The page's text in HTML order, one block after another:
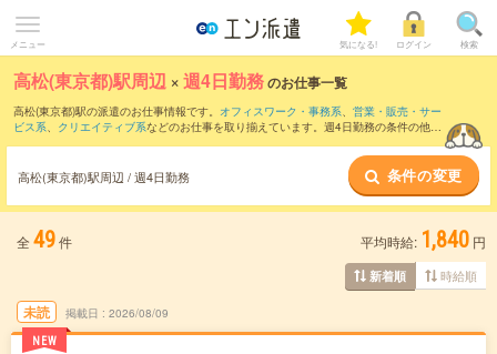
メニュー 気になる! ログイン 検索
高松(東京都)駅周辺 ×週4日勤務のお仕事一覧
高松(東京都)駅の派遣のお仕事情報です。 オフィスワーク・事務系、 営業・販売・サー
ビス系、 クリエイティブ系などのお仕事を取り揃えています。週4日勤務の条件の他
高松(東京都)駅周辺 / 週4日勤務 条件の変更
全 49件 平均時給: 1,840 円
新着順 時給順
未読
NEW
掲載日 2026/08/09